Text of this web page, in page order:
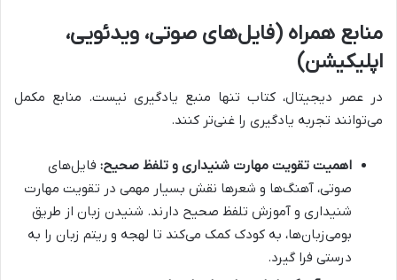
منابع همراه (فایل‌های صوتی، ویدئویی،
اپلیکیشن)
در عصر دیجیتال، کتاب تنها منبع یادگیری نیست. منابع مکمل
می‌توانند تجربه یادگیری را غنی‌تر کنند.
اهمیت تقویت مهارت شنیداری و تلفظ صحیح: فایل‌های
صوتی، آهنگ‌ها و شعرها نقش بسیار مهمی در تقویت مهارت
شنیداری و آموزش تلفظ صحیح دارند. شنیدن زبان از طریق
بومی‌زبان‌ها، به کودک کمک می‌کند تا لهجه و ریتم زبان را به
درستی فرا گیرد.